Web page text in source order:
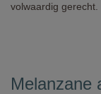
volwaardig gerecht.
Melanzane